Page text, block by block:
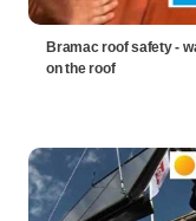
Bramac roof safety -
on the roof